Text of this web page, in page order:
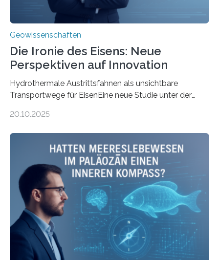
Geowissenschaften
Die Ironie des Eisens: Neue
Perspektiven auf Innovation
Hydrothermale Austrittsfahnen als unsichtbare
Transportwege für EisenEine neue Studie unter der
Umweltwissenschaften der Universität Bremen –
Meeresboden die Eisenverfügbarkeit und den globalen
Stoffkreislauf im Ozean prägen. Die Überblicksstudie
mit dem Titel „Iron’s Irony“ ist in Communications Earth
& Environment erschienen. Die Studie fasst bestehende
Forschungsergebnisse zusammen und interpretiert sie
neu, um zu erklären, wie Eisen, das aus hydrothermalen
Systemen freigesetzt wird, über ganze Ozeanbecken
transportiert werden kann. „Das…
20.10.2025